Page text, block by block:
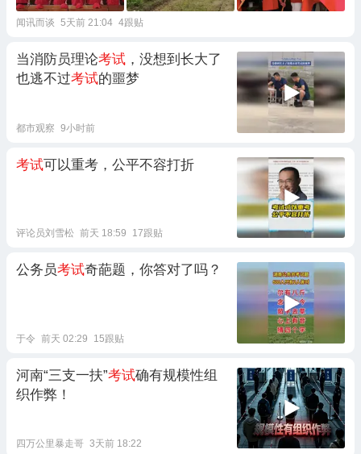
闻讯而谈 5天前 21:04 4跟贴
当消防员理论考试 ，没想到长大了
也逃不过考试的噩梦
都市观察 9小时前
考试可以重考，公平不容打折
评论员刘雪松 前天 18:59 17跟贴
公务员考试奇葩题，你答对了吗？
于令 前天 02:29 15跟贴
河南“三支一扶”考试确有规模性组
织作弊！
四万公里暴走哥 3天前 18:22